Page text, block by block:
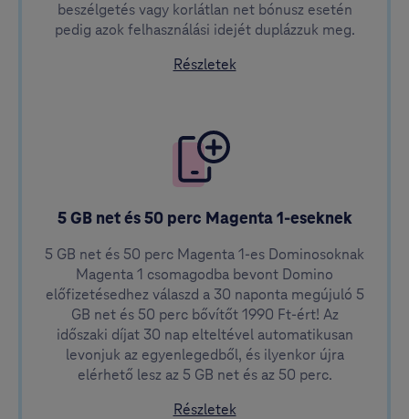
beszélgetés vagy korlátlan net bónusz esetén
pedig azok felhasználási idejét duplázzuk meg.
Részleteka Domino dupla feltöltési
5 GB net és 50 perc Magenta 1-eseknek
5 GB net és 50 perc Magenta 1-es Dominosoknak
Magenta 1 csomagodba bevont Domino
előfizetésedhez válaszd a 30 naponta megújuló 5
GB net és 50 perc bővítőt 1990 Ft-ért! Az
időszaki díjat 30 nap elteltével automatikusan
levonjuk az egyenlegedből, és ilyenkor újra
elérhető lesz az 5 GB net és az 50 perc.
Részletekaz 5 GB net és 50 perc